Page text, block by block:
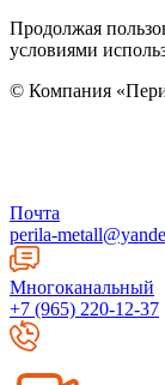
Продолжая
условиями
© Компания
Почта
perila-
Многоканальный
+7 (965) 220-12-37